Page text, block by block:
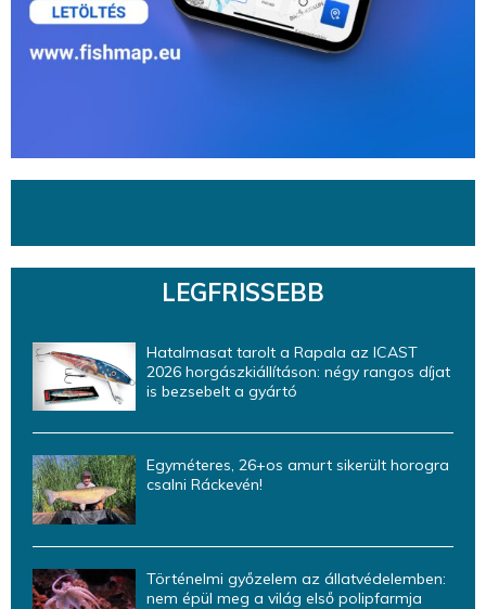
LEGFRISSEBB
Hatalmasat tarolt a Rapala az ICAST
2026 horgászkiállításon: négy rangos díjat
is bezsebelt a gyártó
Egyméteres, 26+os amurt sikerült horogra
csalni Ráckevén!
Történelmi győzelem az állatvédelemben:
nem épül meg a világ első polipfarmja